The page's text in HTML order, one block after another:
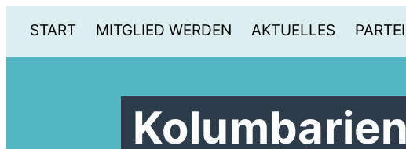
START MITGLIED WERDEN AKTUELLES PARTEI